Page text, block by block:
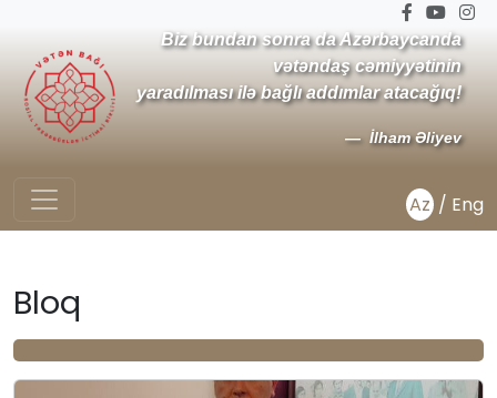
Biz bundan sonra da Azərbaycanda
vətəndaş cəmiyyətinin
yaradılması ilə bağlı addımlar atacağıq!
İlham Əliyev
Az / Eng
Bloq